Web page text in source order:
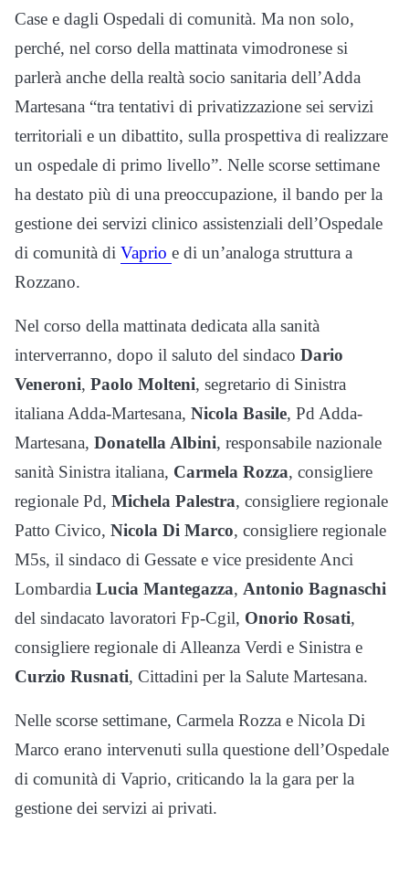
Case e dagli Ospedali di comunità. Ma non solo,
perché, nel corso della mattinata vimodronese si
parlerà anche della realtà socio sanitaria dell’Adda
Martesana “tra tentativi di privatizzazione sei servizi
territoriali e un dibattito, sulla prospettiva di realizzare
un ospedale di primo livello”. Nelle scorse settimane
ha destato più di una preoccupazione, il bando per la
gestione dei servizi clinico assistenziali dell’Ospedale
di comunità di Vaprio e di un’analoga struttura a
Rozzano.
Nel corso della mattinata dedicata alla sanità
interverranno, dopo il saluto del sindaco Dario
Veneroni, Paolo Molteni, segretario di Sinistra
italiana Adda-Martesana, Nicola Basile, Pd Adda-
Martesana, Donatella Albini, responsabile nazionale
sanità Sinistra italiana, Carmela Rozza, consigliere
regionale Pd, Michela Palestra, consigliere regionale
Patto Civico, Nicola Di Marco, consigliere regionale
M5s, il sindaco di Gessate e vice presidente Anci
Lombardia Lucia Mantegazza, Antonio Bagnaschi
del sindacato lavoratori Fp-Cgil, Onorio Rosati,
consigliere regionale di Alleanza Verdi e Sinistra e
Curzio Rusnati, Cittadini per la Salute Martesana.
Nelle scorse settimane, Carmela Rozza e Nicola Di
Marco erano intervenuti sulla questione dell’Ospedale
di comunità di Vaprio, criticando la la gara per la
gestione dei servizi ai privati.